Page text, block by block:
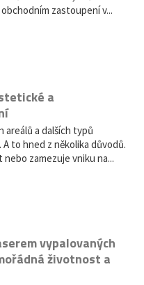
zastoupení v...
a
areálů a dalších typů
to hned z několika důvodů.
zamezuje vniku na...
vypalovaných
životnost a